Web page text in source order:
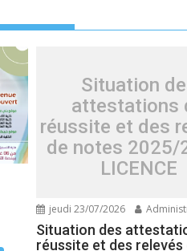
Situation
attestations
réussite et des
de notes 2025/
LICENCE
jeudi 23/07/2026
Situation des
réussite et des relevés